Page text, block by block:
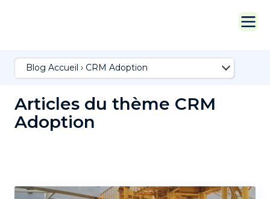
Blog Accueil › CRM Adoption
Articles du thème CRM
Adoption